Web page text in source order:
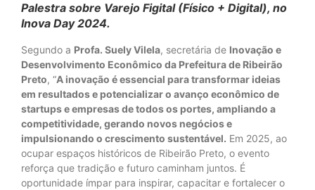
Palestra sobre Varejo Figital (Físico + Digital), no
Inova Day 2024.
Segundo a Profa. Suely Vilela, secretária de Inovação e
Desenvolvimento Econômico da Prefeitura de Ribeirão
Preto, “A inovação é essencial para transformar ideias
em resultados e potencializar o avanço econômico de
startups e empresas de todos os portes, ampliando a
competitividade, gerando novos negócios e
impulsionando o crescimento sustentável. Em 2025, ao
ocupar espaços históricos de Ribeirão Preto, o evento
reforça que tradição e futuro caminham juntos. É
oportunidade ímpar para inspirar, capacitar e fortalecer o